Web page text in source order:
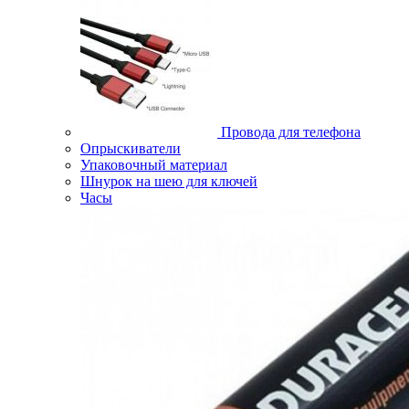
Провода для телефона
Опрыскиватели
Упаковочный материал
Шнурок на шею для ключей
Часы